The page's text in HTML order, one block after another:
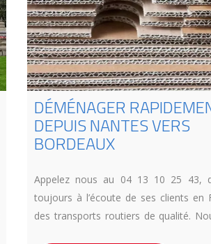
DÉMÉNAGER
DEPUIS NANTES VERS
BORDEAUX
Appelez nous au 04 13 10 25 43,
toujours à l’écoute de ses clients en
des transports routiers de qualité.